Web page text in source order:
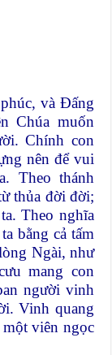
và Đấng
Chúa muốn
Chính con
nên để vui
Theo thánh
thủa đời đời;
Theo nghĩa
bằng cả tấm
Ngài, như
mang con
người vinh
Vinh quang
viên ngọc